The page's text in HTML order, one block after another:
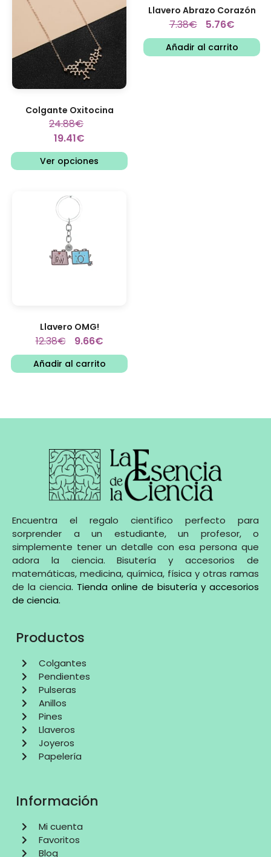
Colgante Oxitocina
24.88€
19.41€
Ver opciones
Llavero Abrazo Corazón
7.38€ 5.76€
Añadir al carrito
Llavero OMG!
12.38€ 9.66€
Añadir al carrito
Encuentra el regalo científico perfecto para
sorprender a un estudiante, un profesor, o
simplemente tener un detalle con esa persona que
adora la ciencia. Bisutería y accesorios de
matemáticas, medicina, química, física y otras ramas
de la ciencia. Tienda online de bisutería y accesorios
de ciencia.
Productos
Colgantes
Pendientes
Pulseras
Anillos
Pines
Llaveros
Joyeros
Papelería
Información
Mi cuenta
Favoritos
Blog